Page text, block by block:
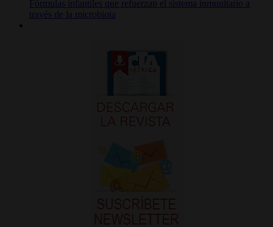
Fórmulas infantiles que refuerzan el sistema inmunitario a
través de la microbiota